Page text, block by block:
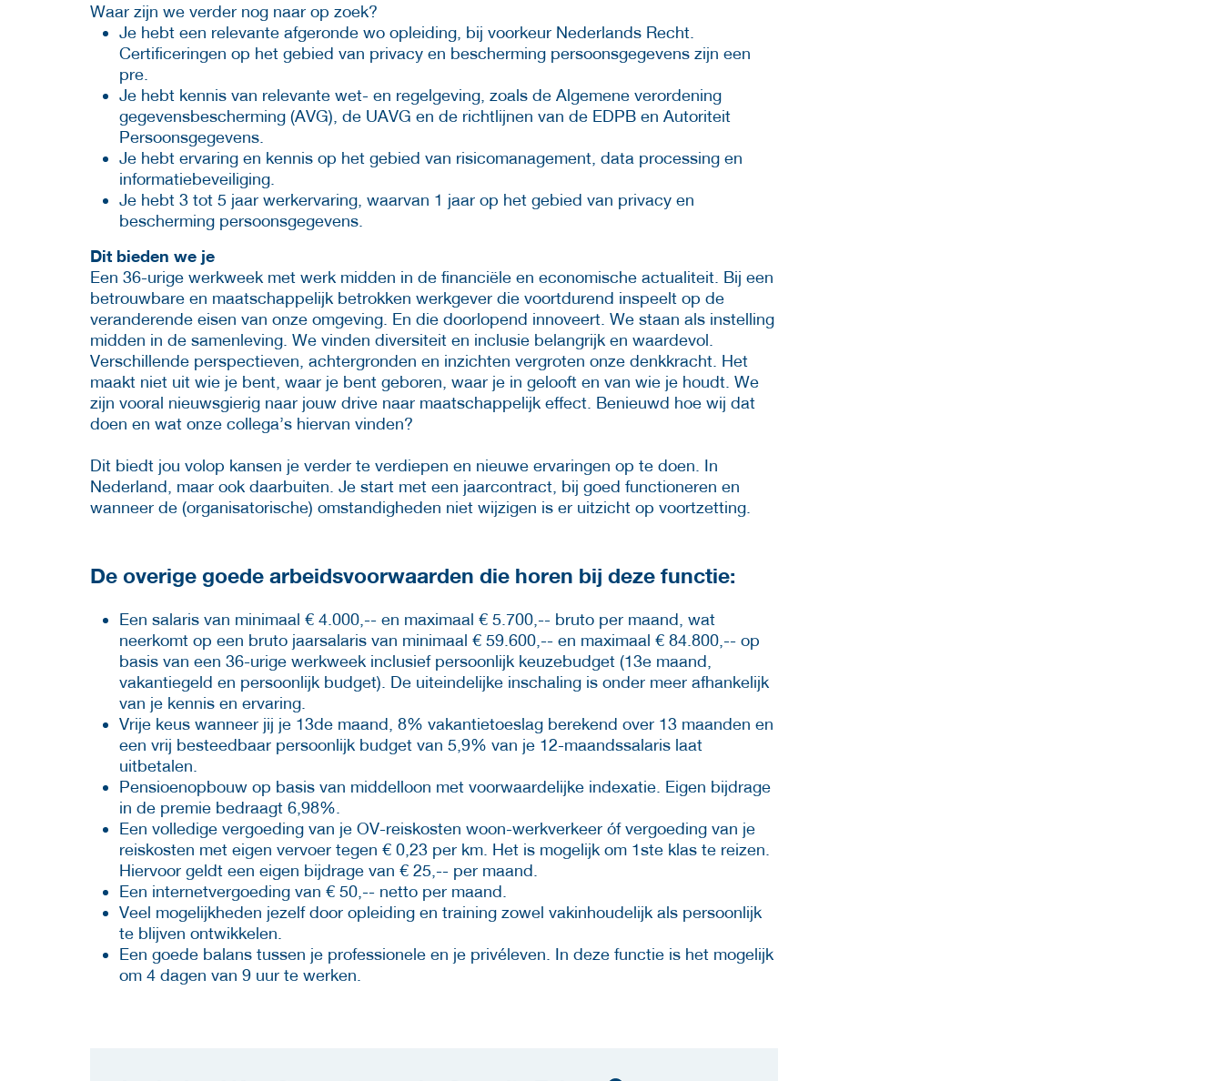
Waar zijn we verder nog naar op zoek?
Je hebt een relevante afgeronde wo opleiding, bij voorkeur Nederlands Recht.
Certificeringen op het gebied van privacy en bescherming persoonsgegevens zijn een
pre.
Je hebt kennis van relevante wet- en regelgeving, zoals de Algemene verordening
gegevensbescherming (AVG), de UAVG en de richtlijnen van de EDPB en Autoriteit
Persoonsgegevens.
Je hebt ervaring en kennis op het gebied van risicomanagement, data processing en
informatiebeveiliging.
Je hebt 3 tot 5 jaar werkervaring, waarvan 1 jaar op het gebied van privacy en
bescherming persoonsgegevens.
Dit bieden we je
Een 36-urige werkweek met werk midden in de financiële en economische actualiteit. Bij een
betrouwbare en maatschappelijk betrokken werkgever die voortdurend inspeelt op de
veranderende eisen van onze omgeving. En die doorlopend innoveert. We staan als instelling
midden in de samenleving. We vinden diversiteit en inclusie belangrijk en waardevol.
Verschillende perspectieven, achtergronden en inzichten vergroten onze denkkracht. Het
maakt niet uit wie je bent, waar je bent geboren, waar je in gelooft en van wie je houdt. We
zijn vooral nieuwsgierig naar jouw drive naar maatschappelijk effect. Benieuwd hoe wij dat
doen en wat onze collega’s hiervan vinden?
Dit biedt jou volop kansen je verder te verdiepen en nieuwe ervaringen op te doen. In
Nederland, maar ook daarbuiten. Je start met een jaarcontract, bij goed functioneren en
wanneer de (organisatorische) omstandigheden niet wijzigen is er uitzicht op voortzetting.
De overige goede arbeidsvoorwaarden die horen bij deze functie:
Een salaris van minimaal € 4.000,-- en maximaal € 5.700,-- bruto per maand, wat
neerkomt op een bruto jaarsalaris van minimaal € 59.600,-- en maximaal € 84.800,-- op
basis van een 36-urige werkweek inclusief persoonlijk keuzebudget (13e maand,
vakantiegeld en persoonlijk budget). De uiteindelijke inschaling is onder meer afhankelijk
van je kennis en ervaring.
Vrije keus wanneer jij je 13de maand, 8% vakantietoeslag berekend over 13 maanden en
een vrij besteedbaar persoonlijk budget van 5,9% van je 12-maandssalaris laat
uitbetalen.
Pensioenopbouw op basis van middelloon met voorwaardelijke indexatie. Eigen bijdrage
in de premie bedraagt 6,98%.
Een volledige vergoeding van je OV-reiskosten woon-werkverkeer óf vergoeding van je
reiskosten met eigen vervoer tegen € 0,23 per km. Het is mogelijk om 1ste klas te reizen.
Hiervoor geldt een eigen bijdrage van € 25,-- per maand.
Een internetvergoeding van € 50,-- netto per maand.
Veel mogelijkheden jezelf door opleiding en training zowel vakinhoudelijk als persoonlijk
te blijven ontwikkelen.
Een goede balans tussen je professionele en je privéleven. In deze functie is het mogelijk
om 4 dagen van 9 uur te werken.